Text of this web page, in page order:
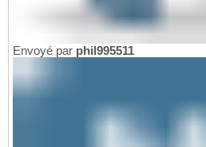
Envoyé par phil995511